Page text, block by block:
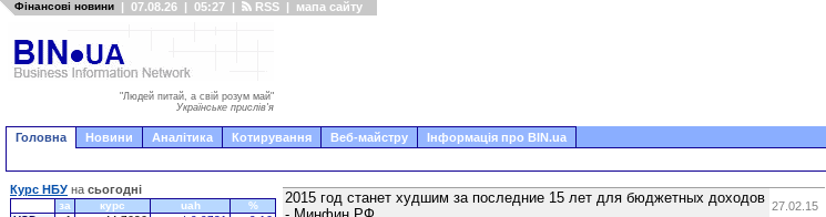
Фінансові новини | 07.08.26 | 05:27 | RSS | мапа сайту
"Людей питай, а свій розум май"
Українське прислів'я
Головна Новини Аналітика Котирування Веб-майстру Інформація про BIN.ua
2015 год станет худшим за последние 15 лет для бюджетных доходов 27.02.15
Курс НБУ на сьогодні
за курс uah
%